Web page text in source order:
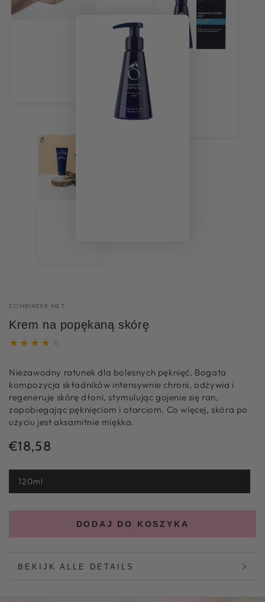
COMBINEER MET
Krem na popękaną skórę
Niezawodny ratunek dla bolesnych pęknięć. Bogata
kompozycja składników intensywnie chroni, odżywia i
regeneruje skórę dłoni, stymulując gojenie się ran,
zapobiegając pęknięciom i otarciom. Co więcej, skóra po
użyciu jest aksamitnie miękka.
Normale
€18,58
120ml
DODAJ DO KOSZYKA
BEKIJK ALLE DETAILS